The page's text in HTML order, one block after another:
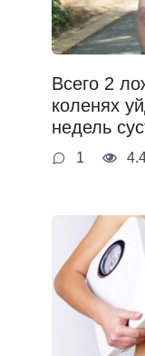
Всего 2
коленях
недель
1